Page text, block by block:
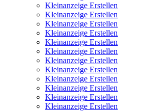
Kleinanzeige Erstellen
Kleinanzeige Erstellen
Kleinanzeige Erstellen
Kleinanzeige Erstellen
Kleinanzeige Erstellen
Kleinanzeige Erstellen
Kleinanzeige Erstellen
Kleinanzeige Erstellen
Kleinanzeige Erstellen
Kleinanzeige Erstellen
Kleinanzeige Erstellen
Kleinanzeige Erstellen